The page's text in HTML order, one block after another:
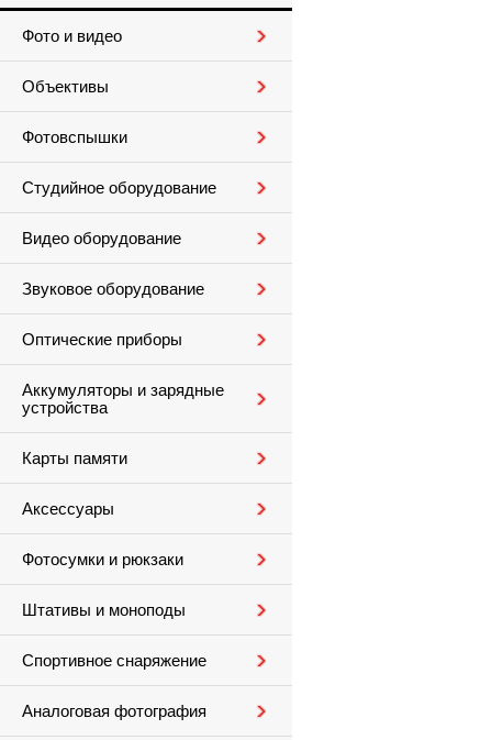
Фото и видео
Объективы
Фотовспышки
Студийное оборудование
Видео оборудование
Звуковое оборудование
Оптические приборы
Аккумуляторы и зарядные
устройства
Карты памяти
Аксессуары
Фотосумки и рюкзаки
Штативы и моноподы
Спортивное снаряжение
Аналоговая фотография